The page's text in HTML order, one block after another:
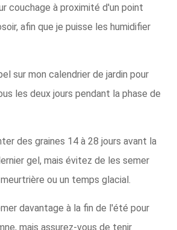
couchage à proximité d'un point
afin que je puisse les humidifier
sur mon calendrier de jardin pour
les deux jours pendant la phase de
des graines 14 à 28 jours avant la
gel, mais évitez de les semer
ou un temps glacial.
davantage à la fin de l'été pour
mais assurez-vous de tenir